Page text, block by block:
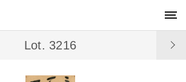
Lot. 3216